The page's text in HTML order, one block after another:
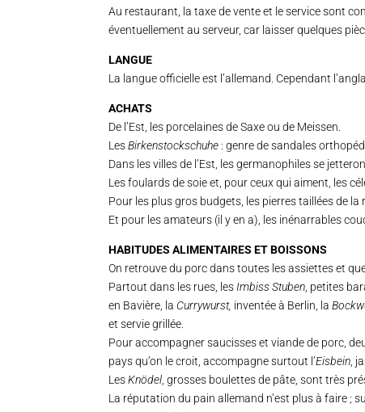
Au restaurant, la taxe de vente et le service sont
éventuellement au serveur, car laisser quelques
LANGUE
La langue officielle est l’allemand. Cependant
ACHATS
De l’Est, les porcelaines de Saxe ou de Meissen.
LesBirkenstockschuhe : genre de sandales
Dans les villes de l’Est, les germanophiles se
Les foulards de soie et, pour ceux qui aiment, les
Pour les plus gros budgets, les pierres taillées de la
Et pour les amateurs (il y en a), les inénarrables
HABITUDES ALIMENTAIRES ET BOISSONS
On retrouve du porc dans toutes les assiettes et
Partout dans les rues, les Imbiss Stuben , petites
en Bavière, la Currywurst, inventée à Berlin, la
et servie grillée.
Pour accompagner saucisses et viande de porc,
pays qu’on le croit, accompagne surtout l’Eisbein ,
LesKnödel , grosses boulettes de pâte, sont très
La réputation du pain allemand n’est plus à faire ;